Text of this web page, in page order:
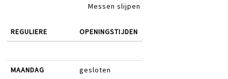
Messen slijpen
REGULIERE OPENINGSTIJDEN
MAANDAG gesloten